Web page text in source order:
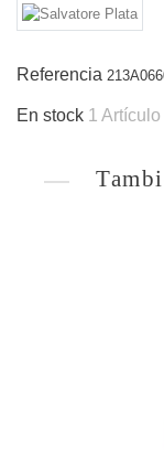
Referencia
En stock 1 Artículo